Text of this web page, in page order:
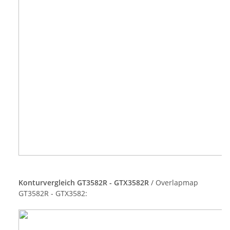
Konturvergleich GT3582R - GTX3582R / Overlapmap
GT3582R - GTX3582: